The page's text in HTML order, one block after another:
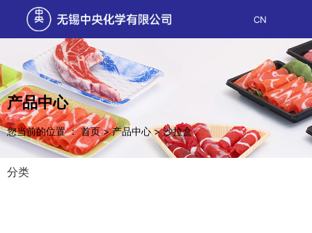
CN
产品中心
您当前的位置 ： 首页>产品中心 >沙拉盒
分类